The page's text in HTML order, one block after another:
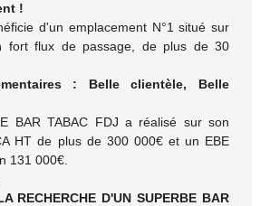
!
d'un emplacement N°1 situé sur
fort flux de passage, de plus de 30
: Belle clientèle, Belle
BAR TABAC FDJ a réalisé sur son
HT de plus de 300 000€ et un EBE
131 000€.
RECHERCHE D'UN SUPERBE BAR